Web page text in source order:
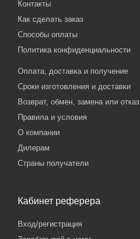
Контакты
Как сделать заказ
Способы оплаты
Политика конфиденциальности
Оплата, доставка и получение
Сроки изготовления и доставки
Возврат, обмен, замена или отказ
Правила и условия
О компании
Дилерам
Страны получатели
Кабинет реферера
Вход/регистрация